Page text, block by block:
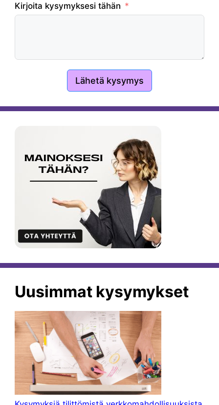
Kirjoita kysymyksesi tähän
Lähetä kysymys
Uusimmat kysymykset